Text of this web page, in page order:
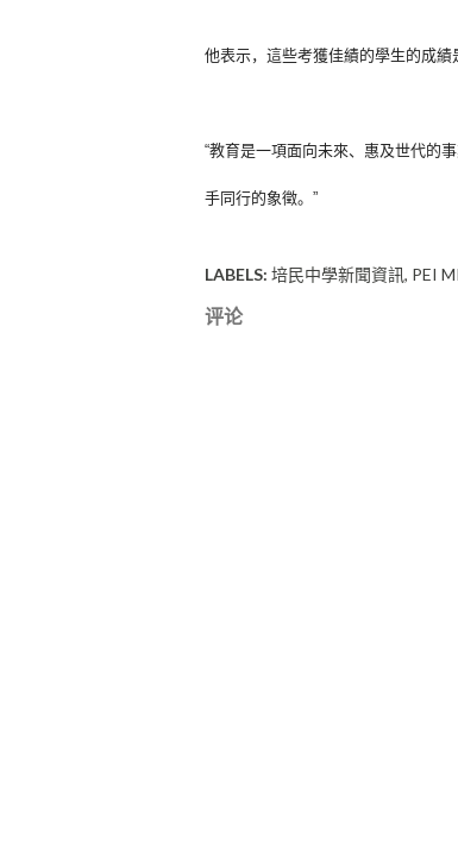
他表示，這些考獲佳績的學生的成績
“教育是一項面向未來、惠及世代的
手同行的象徵。”
LABELS: 培民中學新聞資訊 PEI
评论